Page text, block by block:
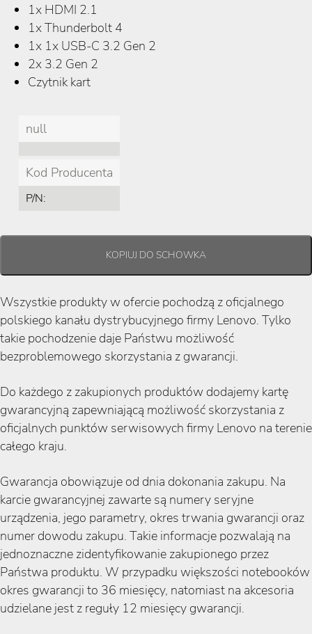
1x HDMI 2.1
1x Thunderbolt 4
1x 1x USB-C 3.2 Gen 2
2x 3.2 Gen 2
Czytnik kart
null
Kod Producenta
P/N:
Wszystkie produkty w ofercie pochodzą z oficjalnego
polskiego kanału dystrybucyjnego firmy Lenovo. Tylko
takie pochodzenie daje Państwu możliwość
bezproblemowego skorzystania z gwarancji.
Do każdego z zakupionych produktów dodajemy kartę
gwarancyjną zapewniającą możliwość skorzystania z
oficjalnych punktów serwisowych firmy Lenovo na terenie
całego kraju.
Gwarancja obowiązuje od dnia dokonania zakupu. Na
karcie gwarancyjnej zawarte są numery seryjne
urządzenia, jego parametry, okres trwania gwarancji oraz
numer dowodu zakupu. Takie informacje pozwalają na
jednoznaczne zidentyfikowanie zakupionego przez
Państwa produktu. W przypadku większości notebooków
okres gwarancji to 36 miesięcy, natomiast na akcesoria
udzielane jest z reguły 12 miesięcy gwarancji.